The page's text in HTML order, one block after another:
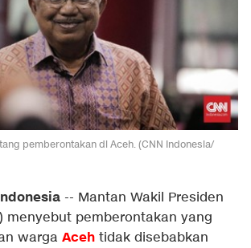
pemberontakan di Aceh. (CNN Indonesia/
-- Mantan Wakil Presiden
menyebut pemberontakan yang
warga Aceh tidak disebabkan